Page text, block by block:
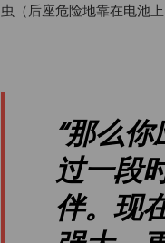
虫（后座危险地靠在电池
“那么你
过一段
伴。现